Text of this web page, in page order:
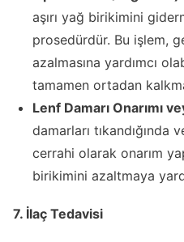
aşırı yağ birikimini
prosedürdür. Bu işlem,
azalmasına yardımcı
tamamen ortadan
Lenf Damarı Onarımı
damarları tıkandığında
cerrahi olarak onarım
birikimini azaltmaya
7. İlaç Tedavisi